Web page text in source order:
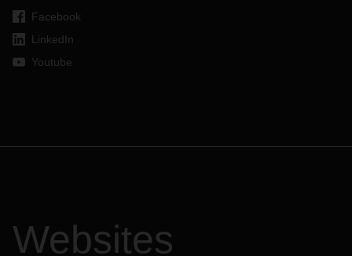
Facebook
LinkedIn
Youtube
Websites